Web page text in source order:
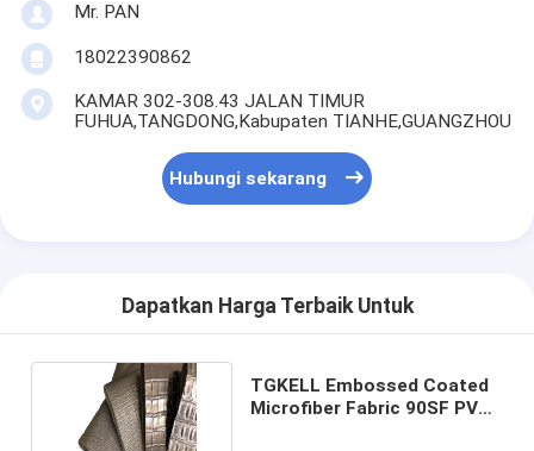
Mr. PAN
18022390862
KAMAR 302-308.43 JALAN TIMUR
FUHUA,TANGDONG,Kabupaten TIANHE,GUANGZHOU
Hubungi sekarang
Dapatkan Harga Terbaik Untuk
TGKELL Embossed Coated
Microfiber Fabric 90SF PVC